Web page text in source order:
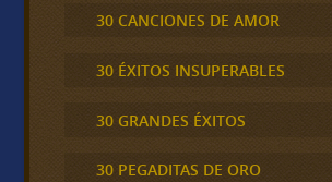
30 CANCIONES DE AMOR
30 ÉXITOS INSUPERABLES
30 GRANDES ÉXITOS
30 PEGADITAS DE ORO